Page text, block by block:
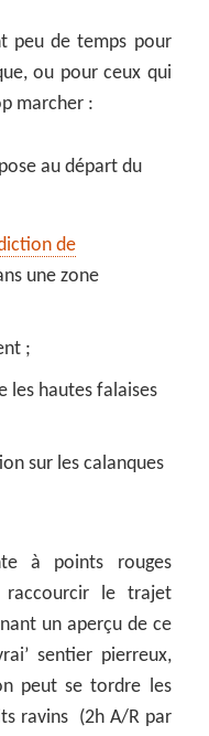
peu de temps pour
ou pour ceux qui
marcher :
au départ du
de
une zone
;
les hautes falaises
sur les calanques
à points rouges
le trajet
un aperçu de ce
sentier pierreux,
peut se tordre les
ravins (2h A/R par